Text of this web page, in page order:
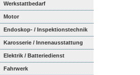
Werkstattbedarf
Motor
Endoskop- / Inspektionstechnik
Karosserie / Innenausstattung
Elektrik / Batteriedienst
Fahrwerk